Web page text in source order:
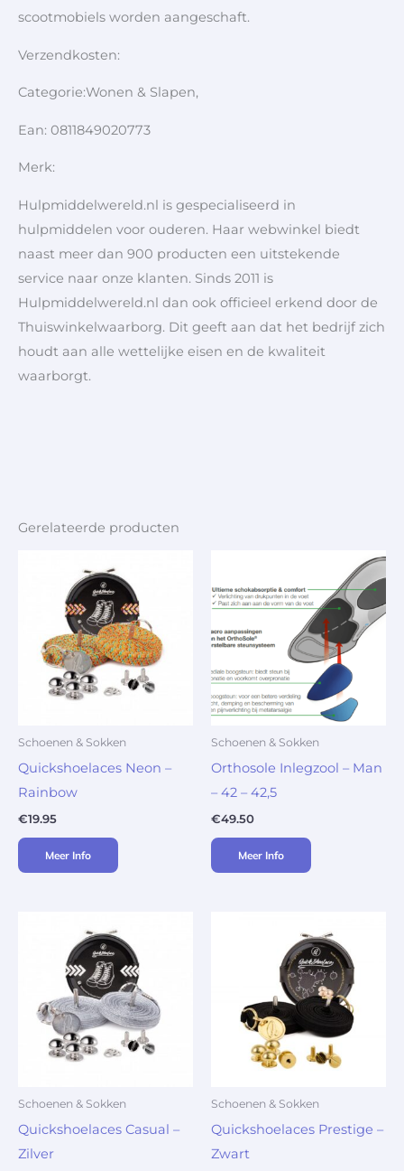
scootmobiels worden aangeschaft.
Verzendkosten:
Categorie:Wonen & Slapen,
Ean: 0811849020773
Merk:
Hulpmiddelwereld.nl is gespecialiseerd in
hulpmiddelen voor ouderen. Haar webwinkel biedt
naast meer dan 900 producten een uitstekende
service naar onze klanten. Sinds 2011 is
Hulpmiddelwereld.nl dan ook officieel erkend door de
Thuiswinkelwaarborg. Dit geeft aan dat het bedrijf zich
houdt aan alle wettelijke eisen en de kwaliteit
waarborgt.
Gerelateerde producten
Schoenen & Sokken
Quickshoelaces Neon –
Rainbow
€19.95
Meer Info
Schoenen & Sokken
Orthosole Inlegzool – Man
– 42 – 42,5
€49.50
Meer Info
Schoenen & Sokken
Quickshoelaces Casual –
Zilver
Schoenen & Sokken
Quickshoelaces Prestige –
Zwart